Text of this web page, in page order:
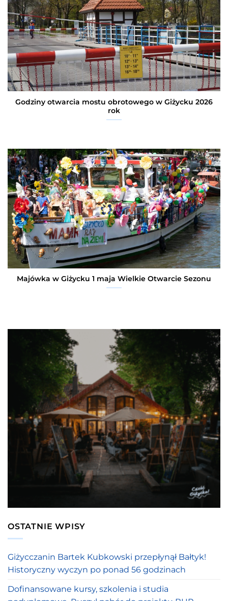
Godziny otwarcia mostu obrotowego w Giżycku 2026
rok
Majówka w Giżycku 1 maja Wielkie Otwarcie Sezonu
OSTATNIE WPISY
Giżycczanin Bartek Kubkowski przepłynął Bałtyk!
Historyczny wyczyn po ponad 56 godzinach
Dofinansowane kursy, szkolenia i studia